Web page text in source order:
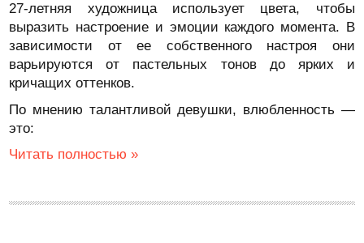
27-летняя художница использует цвета, чтобы
выразить настроение и эмоции каждого момента. В
зависимости от ее собственного настроя они
варьируются от пастельных тонов до ярких и
кричащих оттенков.
По мнению талантливой девушки, влюбленность —
это:
Читать полностью »